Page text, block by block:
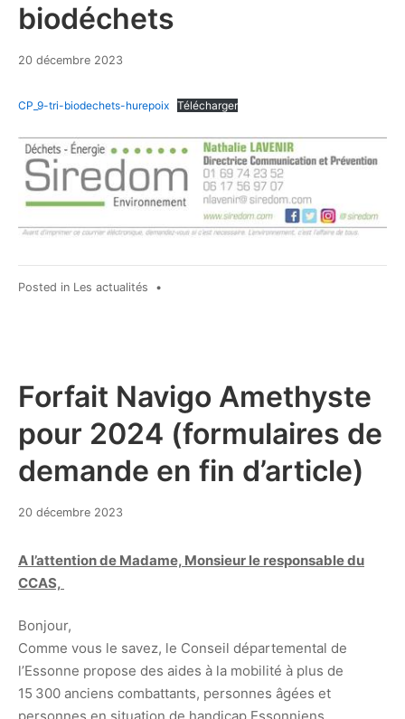
biodéchets
20 décembre 2023
CP_9-tri-biodechets-hurepoix Télécharger
Posted in Les actualités •
Forfait Navigo Amethyste
pour 2024 (formulaires de
demande en fin d’article)
20 décembre 2023
A l’attention de Madame, Monsieur le responsable du
CCAS,
Bonjour,
Comme vous le savez, le Conseil départemental de
l’Essonne propose des aides à la mobilité à plus de
15 300 anciens combattants, personnes âgées et